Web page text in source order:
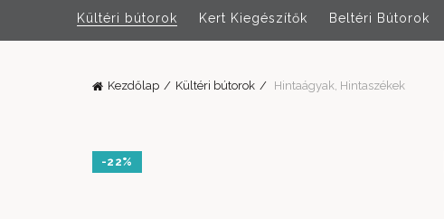
Kültéri bútorok Kert Kiegészítők Beltéri Bútorok
Kezdőlap Kültéri bútorok Hintaágyak, Hintaszékek
-22%